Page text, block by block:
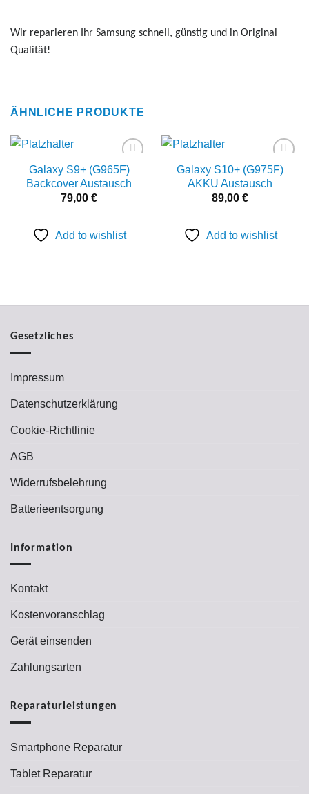
Wir reparieren Ihr Samsung schnell, günstig und in Original
Qualität!
ÄHNLICHE PRODUKTE
Add to
wishlist
Galaxy S9+ (G965F)
Backcover Austausch
79,00 €
Add to wishlist
Add to
wishlist
Galaxy S10+ (G975F)
AKKU Austausch
89,00 €
Add to wishlist
Gesetzliches
Impressum
Datenschutzerklärung
Cookie-Richtlinie
AGB
Widerrufsbelehrung
Batterieentsorgung
Information
Kontakt
Kostenvoranschlag
Gerät einsenden
Zahlungsarten
Reparaturleistungen
Smartphone Reparatur
Tablet Reparatur